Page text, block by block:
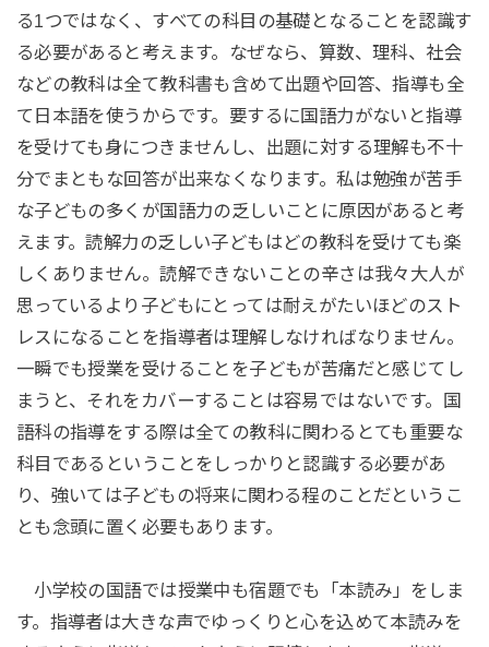
る1つではなく、すべての科目の基礎となることを認識す
る必要があると考えます。なぜなら、算数、理科、社会
などの教科は全て教科書も含めて出題や回答、指導も全
て日本語を使うからです。要するに国語力がないと指導
を受けても身につきませんし、出題に対する理解も不十
分でまともな回答が出来なくなります。私は勉強が苦手
な子どもの多くが国語力の乏しいことに原因があると考
えます。読解力の乏しい子どもはどの教科を受けても楽
しくありません。読解できないことの辛さは我々大人が
思っているより子どもにとっては耐えがたいほどのスト
レスになることを指導者は理解しなければなりません。
一瞬でも授業を受けることを子どもが苦痛だと感じてし
まうと、それをカバーすることは容易ではないです。国
語科の指導をする際は全ての教科に関わるとても重要な
科目であるということをしっかりと認識する必要があ
り、強いては子どもの将来に関わる程のことだというこ
とも念頭に置く必要もあります。
小学校の国語では授業中も宿題でも「本読み」をしま
す。指導者は大きな声でゆっくりと心を込めて本読みを